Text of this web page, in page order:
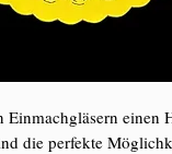
einen
die perfekte